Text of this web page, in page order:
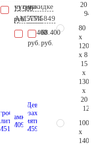
13.900
руб.
чугуна
AM5774
14.400
руб.
накидке
AM5849
68.400
руб.
20
80
x
120
x 8
15
x
130
x
20
100
x
140